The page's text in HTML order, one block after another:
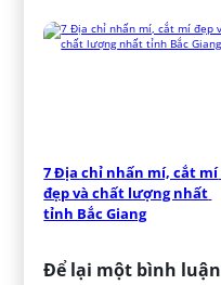
7 Địa chỉ nhấn mí, cắt mí
đẹp và chất lượng nhất
tỉnh Bắc Giang
Để lại một bình luận